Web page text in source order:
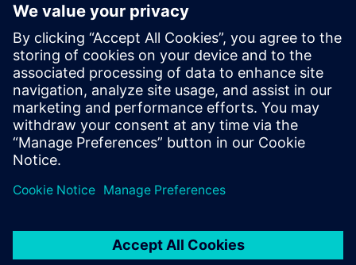
Sustainability X-Journey
Are you curious how to drive sustainable manufacturing
end-to-end? We provide stimulating, hands-on workshops
in a highly innovative environment.
Saiba mais